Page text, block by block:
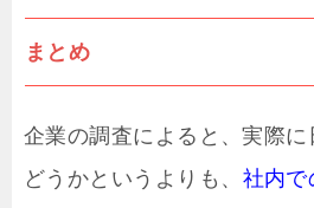
まとめ
企業の調査によると、実際
どうかというよりも、 社内で